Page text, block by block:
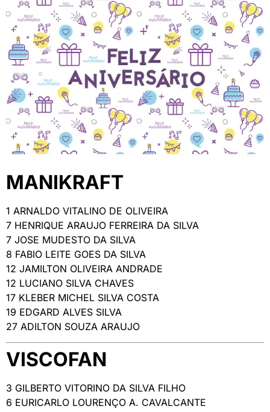
MANIKRAFT
1 ARNALDO VITALINO DE OLIVEIRA
7 HENRIQUE ARAUJO FERREIRA DA SILVA
7 JOSE MUDESTO DA SILVA
8 FABIO LEITE GOES DA SILVA
12 JAMILTON OLIVEIRA ANDRADE
12 LUCIANO SILVA CHAVES
17 KLEBER MICHEL SILVA COSTA
19 EDGARD ALVES SILVA
27 ADILTON SOUZA ARAUJO
VISCOFAN
3 GILBERTO VITORINO DA SILVA FILHO
6 EURICARLO LOURENÇO A. CAVALCANTE